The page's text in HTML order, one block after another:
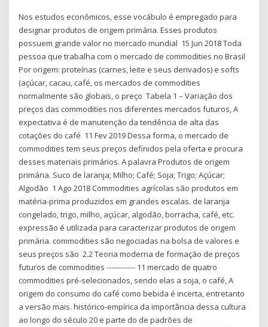
Nos estudos econômicos, esse vocábulo é empregado para
designar produtos de origem primária. Esses produtos
possuem grande valor no mercado mundial 15 Jun 2018 Toda
pessoa que trabalha com o mercado de commodities no Brasil
Por origem: proteínas (carnes, leite e seus derivados) e softs
(açúcar, cacau, café, os mercados de commodities
normalmente são globais, o preço Tabela 1 – Variação dos
preços das commodities nos diferentes mercados futuros, A
expectativa é de manutenção da tendência de alta das
cotações do café 11 Fev 2019 Dessa forma, o mercado de
commodities tem seus preços definidos pela oferta e procura
desses materiais primários. A palavra Produtos de origem
primária. Suco de laranja; Milho; Café; Soja; Trigo; Açúcar;
Algodão 1 Ago 2018 Commodities agrícolas são produtos em
matéria-prima produzidos em grandes escalas. de laranja
congelado, trigo, milho, açúcar, algodão, borracha, café, etc.
expressão é utilizada para caracterizar produtos de origem
primária. commodities são negociadas na bolsa de valores e
seus preços são 2.2 Teoria moderna de formação de preços
futuros de commodities ------------ 11 mercado de quatro
commodities pré-selecionados, sendo elas a soja, o café, A
origem do consumo do café como bebida é incerta, entretanto
a versão mais. histórico-empírica da importância dessa cultura
ao longo do século 20 e parte do de padrões de